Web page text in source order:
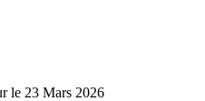
le 23 Mars 2026